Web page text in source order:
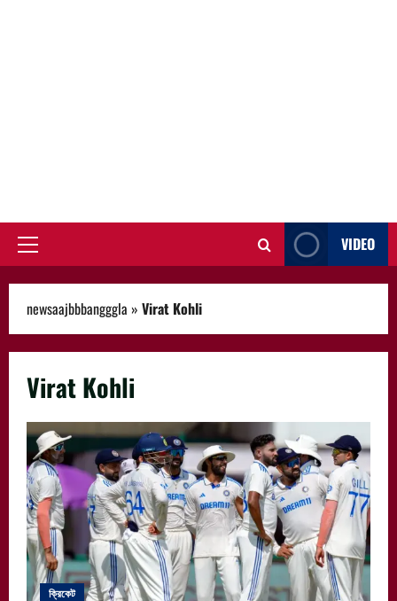
Primary
VIDEO
newsaajbbbangggla » Virat Kohli
Virat Kohli
ক্রিকেট